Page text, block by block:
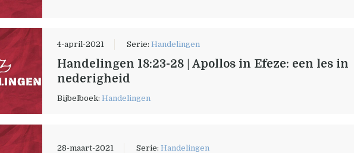
4-april-2021 Serie:Handelingen
Handelingen 18:23-28 | Apollos in Efeze: een les in
nederigheid
Bijbelboek:Handelingen
28-maart-2021 Serie:Handelingen